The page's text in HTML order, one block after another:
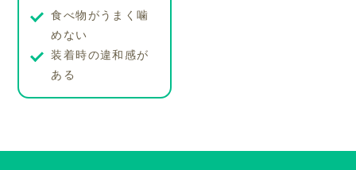
食べ物がうまく噛
めない
装着時の違和感が
ある